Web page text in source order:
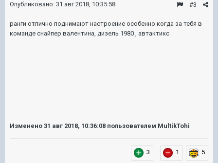
#3
Опубликовано: 31 авг 2018, 10:35:58
ранги отлично поднимают настроение особенно когда за тебя в
команде снайпер валентина, дизель 1980 , автактикс
Изменено 31 авг 2018, 10:36:08 пользователем MultikTohi
3 1 5